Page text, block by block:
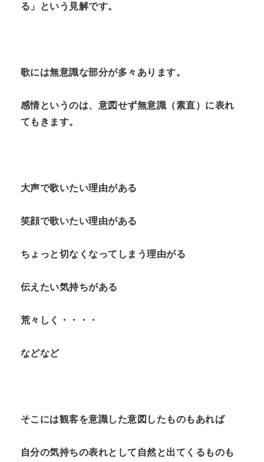
る」という見解です。
歌には無意識な部分が多々あります。
感情というのは、意図せず無意識（素直）に表れ
てもきます。
大声で歌いたい理由がある
笑顔で歌いたい理由がある
ちょっと切なくなってしまう理由がる
伝えたい気持ちがある
荒々しく・・・・
などなど
そこには観客を意識した意図したものもあれば
自分の気持ちの表れとして自然と出てくるものも